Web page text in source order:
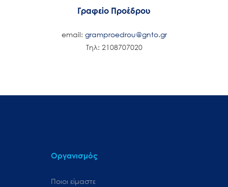
Γραφείο Προέδρου
email: gramproedrou@gnto.gr
Τηλ: 2108707020
Οργανισμός
Ποιοι είμαστε